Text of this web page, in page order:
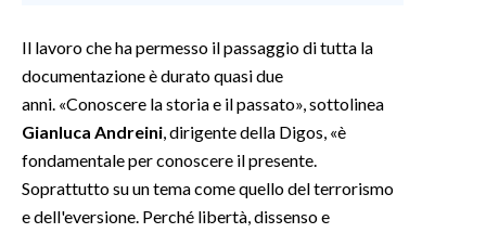
Il lavoro che ha permesso il passaggio di tutta la
documentazione è durato quasi due
anni. «Conoscere la storia e il passato», sottolinea
Gianluca Andreini , dirigente della Digos, «è
fondamentale per conoscere il presente.
Soprattutto su un tema come quello del terrorismo
e dell'eversione. Perché libertà, dissenso e